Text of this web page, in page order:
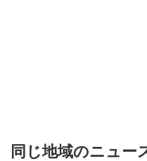
同じ地域のニュー